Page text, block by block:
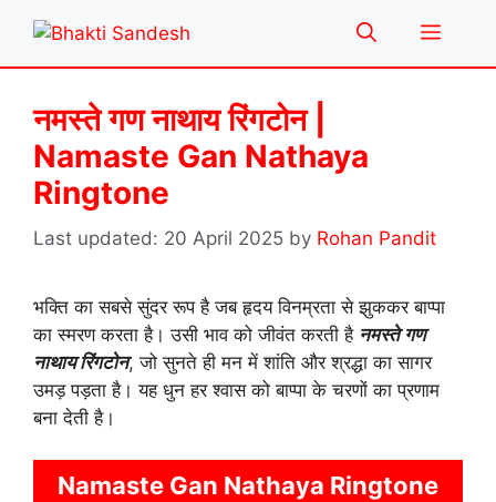
content
Menu
नमस्ते गण नाथाय रिंगटोन |
Namaste Gan Nathaya
Ringtone
20 April 2025 by Rohan Pandit
भक्ति का सबसे सुंदर रूप है जब हृदय विनम्रता से झुककर बाप्पा
का स्मरण करता है। उसी भाव को जीवंत करती है नमस्ते गण
नाथाय रिंगटोन, जो सुनते ही मन में शांति और श्रद्धा का सागर
उमड़ पड़ता है। यह धुन हर श्वास को बाप्पा के चरणों का प्रणाम
बना देती है।
Namaste Gan Nathaya Ringtone